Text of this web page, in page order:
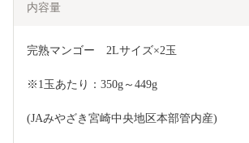
内容量
完熟マンゴー　2Lサイズ×2玉
※1玉あたり：350g～449g
(JAみやざき宮崎中央地区本部管内産)